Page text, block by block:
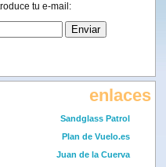
tu e-mail:
enlaces
Sandglass Patrol
Plan de Vuelo.es
Juan de la Cuerva